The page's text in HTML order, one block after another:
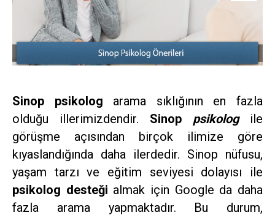
Sinop psikolog arama sıklığının en fazla
olduğu illerimizdendir. Sinop psikologile
görüşme açısından birçok ilimize göre
kıyaslandığında daha ilerdedir. Sinop nüfusu,
yaşam tarzı ve eğitim seviyesi dolayısı ile
psikolog desteği almak için Google da daha
fazla arama yapmaktadır. Bu durum,